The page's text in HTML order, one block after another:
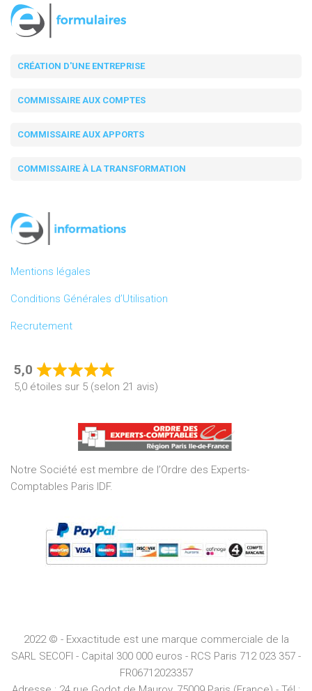
CRÉATION D'UNE ENTREPRISE
COMMISSAIRE AUX COMPTES
COMMISSAIRE AUX APPORTS
COMMISSAIRE À LA TRANSFORMATION
Mentions légales
Conditions Générales d’Utilisation
Recrutement
5,0
Rated
5,0
of
5
5,0 étoiles sur 5 (selon 21 avis)
Notre Société est membre de l’Ordre des Experts-
Comptables Paris IDF.
2022 © - Exxactitude est une marque commerciale de la
SARL SECOFI - Capital 300 000 euros - RCS Paris 712 023 357 -
FR06712023357